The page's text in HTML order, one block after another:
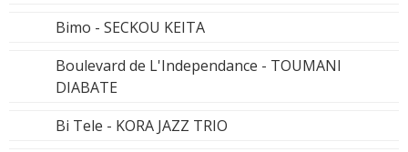
Bimo - SECKOU KEITA
Boulevard de L'Independance - TOUMANI
DIABATE
Bi Tele - KORA JAZZ TRIO